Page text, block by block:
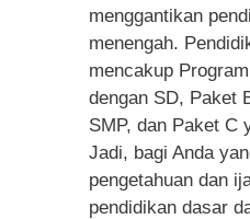
menggantikan
menengah.
mencakup
dengan SD, Paket
SMP, dan Paket C
Jadi, bagi Anda
pengetahuan dan
pendidikan dasar